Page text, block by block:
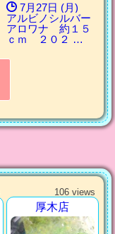
7月27日 (月)
アルビノシルバー
アロワナ 約１５
ｃｍ ２０２ …
106 views
厚木店